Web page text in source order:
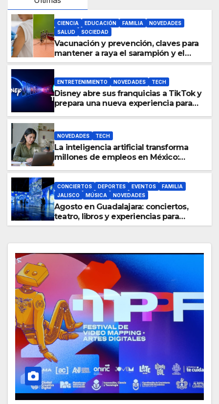
CIENCIA EDUCACIÓN FAMILIA
NOVEDADES
SALUD
SOCIEDAD
Vacunación y prevención, claves para
mantener a raya el sarampión y el
dengue en Jalisco
ENTRETENIMIENTO NOVEDADES TECH
Disney abre sus franquicias a TikTok y
prepara una nueva experiencia para
NOVEDADES TECH
La inteligencia artificial transforma
millones de empleos en México:
CONCIERTOS DEPORTES EVENTOS
FAMILIA
JALISCO
MÚSICA NOVEDADES
Agosto en Guadalajara: conciertos,
teatro, libros y experiencias para
disfrutar la ciudad